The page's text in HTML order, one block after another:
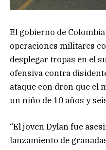
El gobierno de
operaciones militares
desplegar tropas en el
ofensiva contra
ataque con dron que el
un niño de 10 años y
“El joven Dylan fue
lanzamiento de